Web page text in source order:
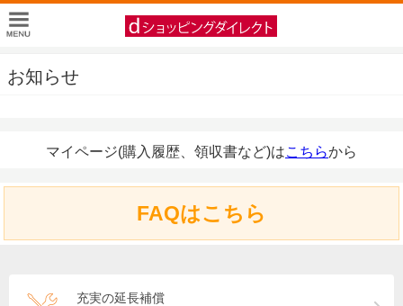
お知らせ
マイページ(購入履歴、領収書など)はこちらから
FAQはこちら
充実の延長補償